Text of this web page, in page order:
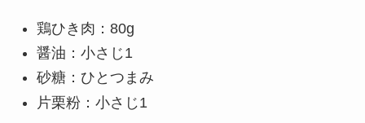
鶏ひき肉：80g
醤油：小さじ1
砂糖：ひとつまみ
片栗粉：小さじ1